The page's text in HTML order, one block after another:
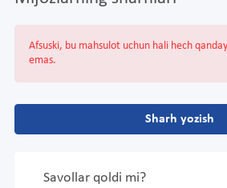
Afsuski, bu mahsulot uchun hali hech
emas.
Sharh yozish
Savollar qoldi mi?